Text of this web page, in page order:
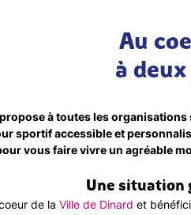
Au
à
à toutes les
sportif accessible et
vous faire vivre un agréable
Une situation
de la Ville de Dinard et